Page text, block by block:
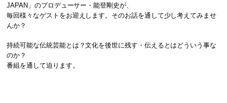
JAPAN」のプロデューサー・能登剛史が、
毎回様々なゲストをお迎えします。そのお話を通して少し考えてみませ
んか？
持続可能な伝統芸能とは？文化を後世に残す・伝えるとはどういう事な
のか？
番組を通して迫ります。